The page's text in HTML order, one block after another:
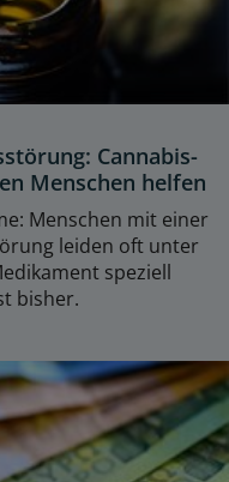
Cannabis-
Menschen helfen
Menschen mit einer
leiden oft unter
speziell
bisher.